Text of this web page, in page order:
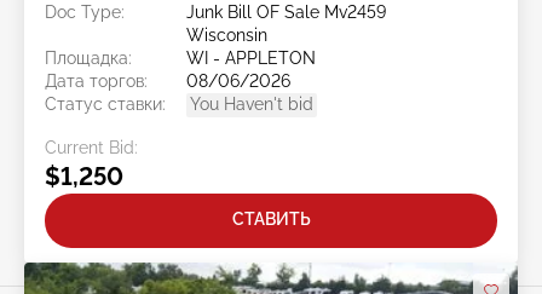
Doc Type:
Junk Bill OF Sale Mv2459
Wisconsin
Площадка:
WI - APPLETON
Дата торгов:
08/06/2026
Статус ставки:
You Haven't bid
Current Bid:
$1,250
СТАВИТЬ